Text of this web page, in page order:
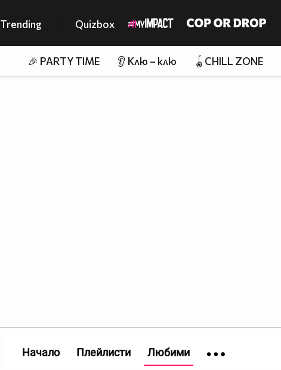
Trending Quizbox
🎉 PARTY TIME 👂 Клю – клю 🪀CHILL ZONE
Начало Плейлисти Любими